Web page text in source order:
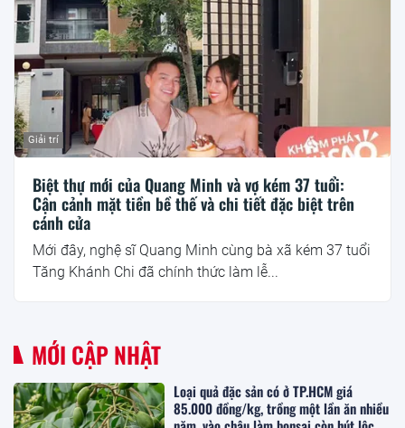
Giải trí
Biệt thự mới của Quang Minh và vợ kém 37 tuổi:
Cận cảnh mặt tiền bề thế và chi tiết đặc biệt trên
cánh cửa
Mới đây, nghệ sĩ Quang Minh cùng bà xã kém 37 tuổi
Tăng Khánh Chi đã chính thức làm lễ...
MỚI CẬP NHẬT
Loại quả đặc sản có ở TP.HCM giá
85.000 đồng/kg, trồng một lần ăn nhiều